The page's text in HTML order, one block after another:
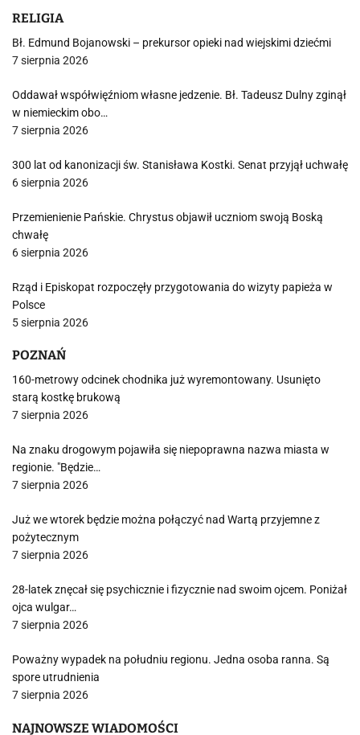
RELIGIA
Bł. Edmund Bojanowski – prekursor opieki nad wiejskimi dziećmi
7 sierpnia 2026
Oddawał współwięźniom własne jedzenie. Bł. Tadeusz Dulny zginął
w niemieckim obo…
7 sierpnia 2026
300 lat od kanonizacji św. Stanisława Kostki. Senat przyjął uchwałę
6 sierpnia 2026
Przemienienie Pańskie. Chrystus objawił uczniom swoją Boską
chwałę
6 sierpnia 2026
Rząd i Episkopat rozpoczęły przygotowania do wizyty papieża w
Polsce
5 sierpnia 2026
POZNAŃ
160-metrowy odcinek chodnika już wyremontowany. Usunięto
starą kostkę brukową
7 sierpnia 2026
Na znaku drogowym pojawiła się niepoprawna nazwa miasta w
regionie. "Będzie…
7 sierpnia 2026
Już we wtorek będzie można połączyć nad Wartą przyjemne z
pożytecznym
7 sierpnia 2026
28-latek znęcał się psychicznie i fizycznie nad swoim ojcem. Poniżał
ojca wulgar…
7 sierpnia 2026
Poważny wypadek na południu regionu. Jedna osoba ranna. Są
spore utrudnienia
7 sierpnia 2026
NAJNOWSZE WIADOMOŚCI